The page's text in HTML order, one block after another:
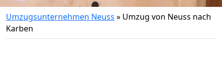
Umzugsunternehmen Neuss » Umzug von Neuss nach
Karben